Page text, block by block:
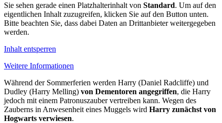
Sie sehen gerade einen Platzhalterinhalt von Standard. Um auf den
eigentlichen Inhalt zuzugreifen, klicken Sie auf den Button unten.
Bitte beachten Sie, dass dabei Daten an Drittanbieter weitergegeben
werden.
Inhalt entsperren
Weitere Informationen
Während der Sommerferien werden Harry (Daniel Radcliffe) und
Dudley (Harry Melling) von Dementoren angegriffen, die Harry
jedoch mit einem Patronuszauber vertreiben kann. Wegen des
Zauberns in Anwesenheit eines Muggels wird Harry zunächst von
Hogwarts verwiesen.